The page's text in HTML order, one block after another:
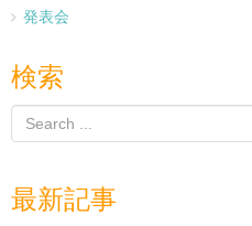
発表会
検索
最新記事